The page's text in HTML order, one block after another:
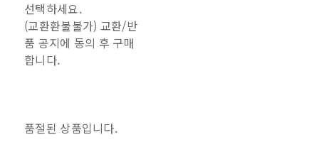
선택하세요.
(교환환불불가) 교환/반
품 공지에 동의 후 구매
합니다.
품절된 상품입니다.